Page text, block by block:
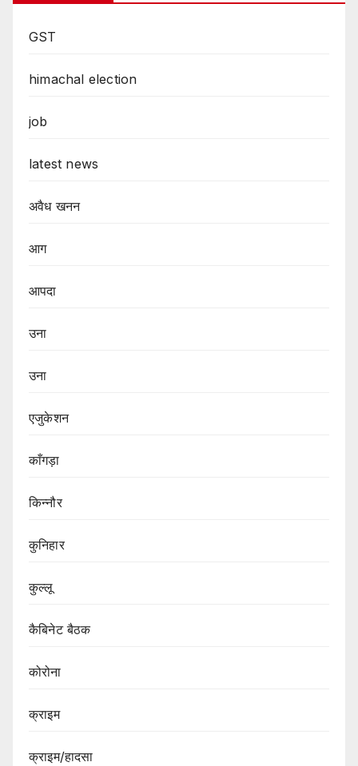
GST
himachal election
job
latest news
अवैध खनन
आग
आपदा
उना
उना
एजुकेशन
काँगड़ा
किन्नौर
कुनिहार
कुल्लू
कैबिनेट बैठक
कोरोना
क्राइम
क्राइम/हादसा